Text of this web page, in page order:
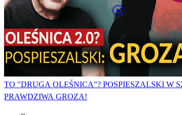
TO "DRUGA OLEŚNICA"? POSPIESZALSKI W
PRAWDZIWA GROZA!